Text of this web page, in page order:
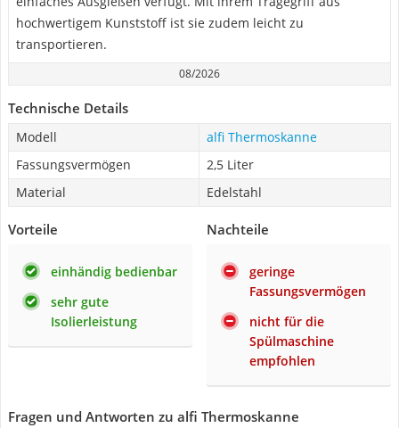
hochwertigem Kunststoff ist sie zudem leicht zu
transportieren.
08/2026
Technische Details
Modell
alfi Thermoskanne
Fassungsvermögen
2,5 Liter
Material
Edelstahl
Vorteile
einhändig bedienbar
sehr gute
Isolierleistung
Nachteile
geringe
Fassungsvermögen
nicht für die
Spülmaschine
empfohlen
Fragen und Antworten zu alfi Thermoskanne